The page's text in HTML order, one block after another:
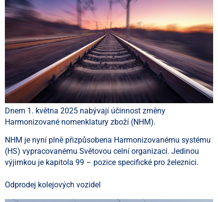
Dnem 1. května 2025 nabývají účinnost změny
Harmonizované nomenklatury zboží (NHM).
NHM je nyní plně přizpůsobena Harmonizovanému systému
(HS) vypracovanému Světovou celní organizací. Jedinou
výjimkou je kapitola 99 – pozice specifické pro železnici.
Odprodej kolejových vozidel